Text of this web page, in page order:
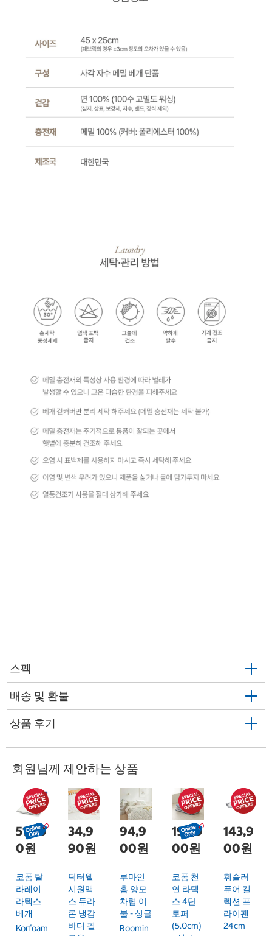
스펙
배송 및 환불
상품 후기
회원님께 제안하는 상품
51,90
0원
코폼 탈
라레이
라텍스
베개
Korfoam
34,9
90원
닥터웰
시원맥
스 듀라
론 냉감
바디 필
94,9
00원
루마인
홈 양모
차렵 이
불 - 싱글
Roomin
199,9
00원
코폼 천
연 라텍
스 4단
토퍼
(5.0cm)
143,9
00원
휘슬러
퓨어 컬
렉션 프
라이팬
24cm